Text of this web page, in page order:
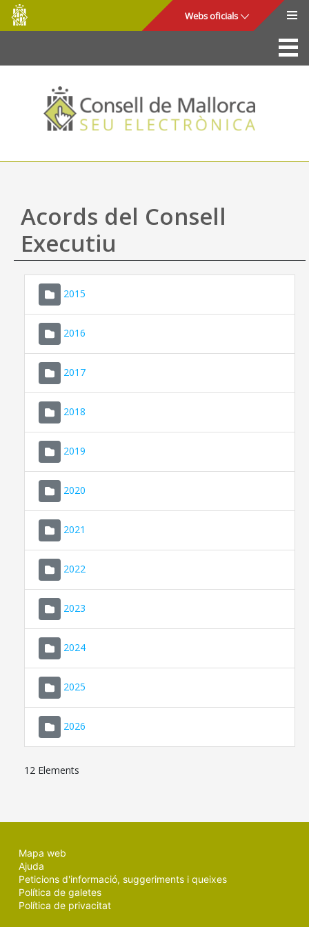
Salta al contingut principal
Consell
de
Mallorca
Webs oficials
La Seu
Consell de Mallorca
Accés i seguretat
Utilitats
Ajuda
Acords del Consell
Executiu
2015
2016
2017
2018
2019
2020
2021
2022
2023
2024
2025
2026
12 Elements
Mapa web
Ajuda
Peticions d'informació, suggeriments i queixes
Política de galetes
Política de privacitat